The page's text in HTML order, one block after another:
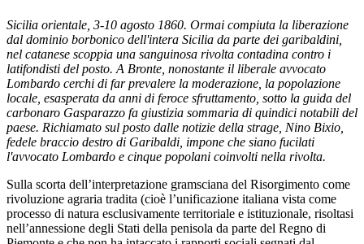
Sicilia orientale, 3-10 agosto 1860. Ormai compiuta la liberazione
dal dominio borbonico dell'intera Sicilia da parte dei garibaldini,
nel catanese scoppia una sanguinosa rivolta contadina contro i
latifondisti del posto. A Bronte, nonostante il liberale avvocato
Lombardo cerchi di far prevalere la moderazione, la popolazione
locale, esasperata da anni di feroce sfruttamento, sotto la guida del
carbonaro Gasparazzo fa giustizia sommaria di quindici notabili del
paese. Richiamato sul posto dalle notizie della strage, Nino Bixio,
fedele braccio destro di Garibaldi, impone che siano fucilati
l'avvocato Lombardo e cinque popolani coinvolti nella rivolta.
Sulla scorta dell’interpretazione gramsciana del Risorgimento come
rivoluzione agraria tradita (cioè l’unificazione italiana vista come
processo di natura esclusivamente territoriale e istituzionale, risoltasi
nell’annessione degli Stati della penisola da parte del Regno di